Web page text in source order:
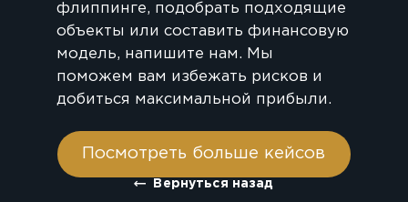
флиппинге, подобрать подходящие
объекты или составить финансовую
модель, напишите нам. Мы
поможем вам избежать рисков и
добиться максимальной прибыли.
Посмотреть больше кейсов
Вернуться назад